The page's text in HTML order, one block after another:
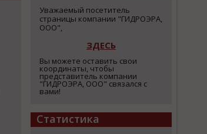
Уважаемый посетитель
страницы компании "ГИДРОЭРА,
ООО",
ЗДЕСЬ
Вы можете оставить свои
координаты, чтобы
представитель компании
"ГИДРОЭРА, ООО" связался с
вами!
Статистика